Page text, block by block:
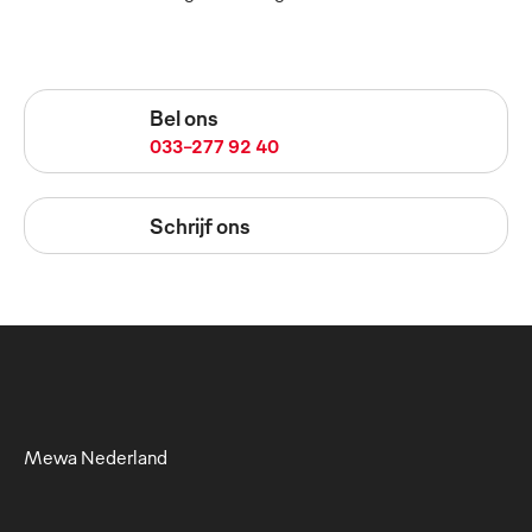
Bel ons
033-277 92 40
Schrijf ons
Mewa Nederland